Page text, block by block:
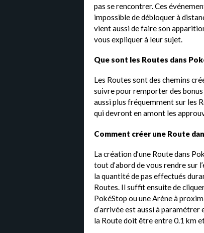
pas se rencontrer. Ces
impossible de débloquer à
vient aussi de faire son
vous expliquer à leur sujet.
Que sont les Routes dans
Les Routes sont des chemins
suivre pour remporter des
aussi plus fréquemment sur les
qui devront en amont les
Comment créer une Route
La création d’une Route dans
tout d’abord de vous rendre sur
la quantité de pas effectués
Routes. Il suffit ensuite de
PokéStop ou une Arène à
d’arrivée est aussi à paramétrer
la Route doit être entre 0.1 km